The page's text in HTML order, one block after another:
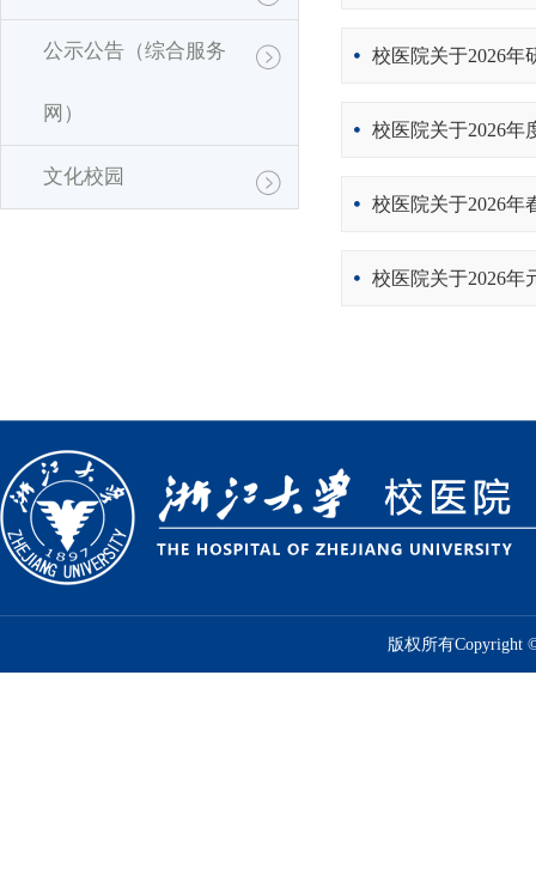
公示公告（综合服务
网）
文化校园
校医院关于2026年
校医院关于2026年
校医院关于2026年
校医院关于2026年
版权所有